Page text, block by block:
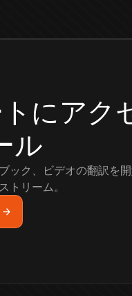
にアク
ル
ック、ビデオの翻訳を
トリーム。
→